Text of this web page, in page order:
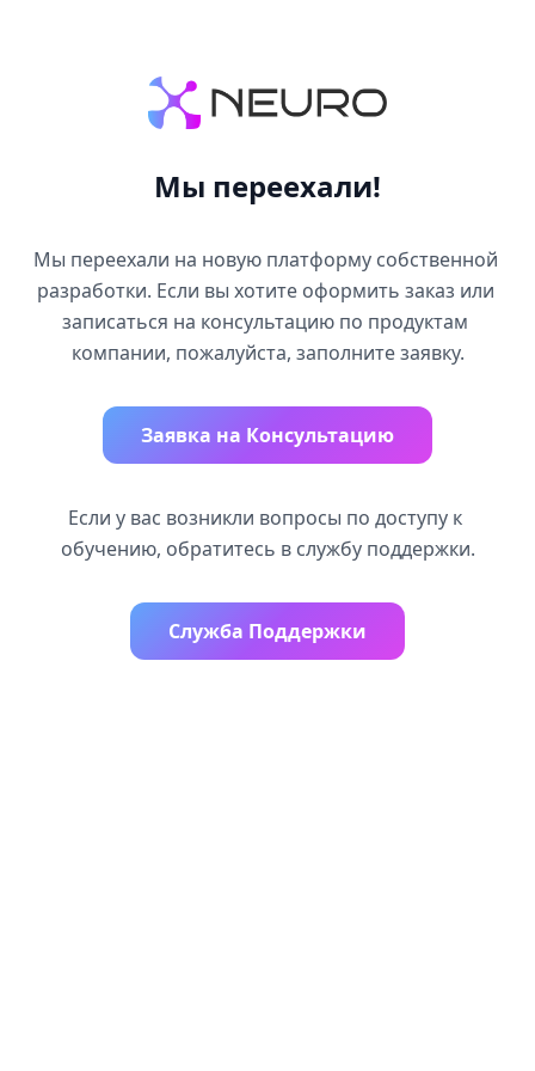
Мы переехали!
Мы переехали на новую платформу собственной
разработки. Если вы хотите оформить заказ или
записаться на консультацию по продуктам
компании, пожалуйста, заполните заявку.
Заявка на Консультацию
Если у вас возникли вопросы по доступу к
обучению, обратитесь в службу поддержки.
Служба Поддержки